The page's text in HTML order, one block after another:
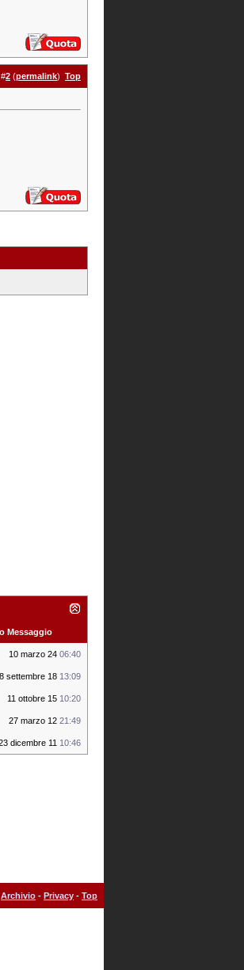
#2 (permalink) Top
Messaggio
10 marzo 24 06:40
settembre 18 13:09
11 ottobre 15 10:20
27 marzo 12 21:49
dicembre 11 10:46
Archivio - Privacy - Top